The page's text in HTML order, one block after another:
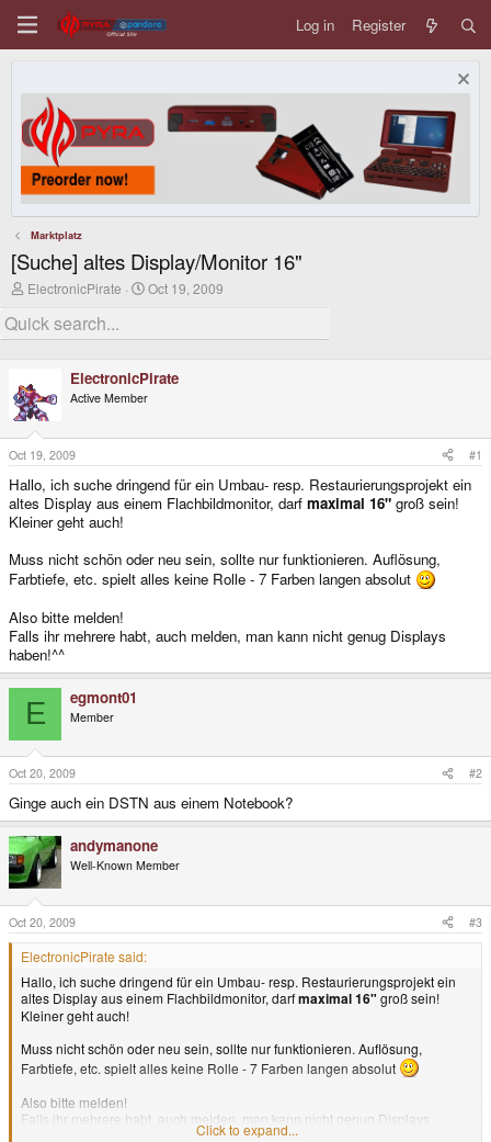
Log in Register
Marktplatz
[Suche] altes Display/Monitor 16"
T
r
e
s
t
a
r
e
r
ElectronicPirate
S
r
d
a
t
Oct 19, 2009
ElectronicPirate
Active Member
Oct 19, 2009 #1
Hallo, ich suche dringend für ein Umbau- resp. Restaurierungsprojekt ein
altes Display aus einem Flachbildmonitor, darf maximal 16" groß sein!
Kleiner geht auch!
Muss nicht schön oder neu sein, sollte nur funktionieren. Auflösung,
Farbtiefe, etc. spielt alles keine Rolle - 7 Farben langen absolut
Also bitte melden!
Falls ihr mehrere habt, auch melden, man kann nicht genug Displays
haben!^^
E egmont01
Member
Oct 20, 2009 #2
Ginge auch ein DSTN aus einem Notebook?
andymanone
Well-Known Member
Oct 20, 2009 #3
ElectronicPirate said:
Hallo, ich suche dringend für ein Umbau- resp. Restaurierungsprojekt ein
altes Display aus einem Flachbildmonitor, darfmaximal 16" groß sein!
Kleiner geht auch!
Muss nicht schön oder neu sein, sollte nur funktionieren. Auflösung,
Farbtiefe, etc. spielt alles keine Rolle - 7 Farben langen absolut
Also bitte melden!
Falls ihr mehrere habt, auch melden, man kann nicht genug Displays
Click to expand...